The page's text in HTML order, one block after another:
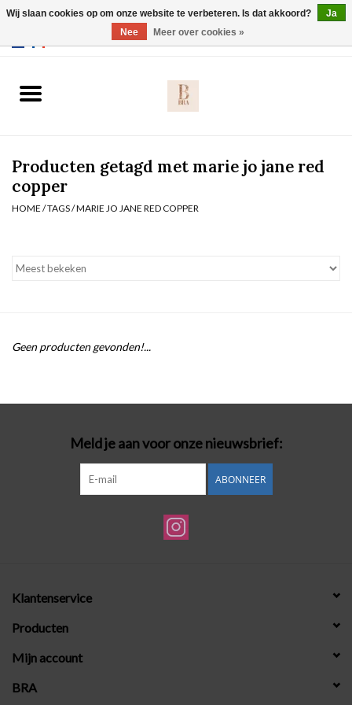
Slip
Body
Homewear
Producten getagd met marie jo jane red
copper
HOME /TAGS/MARIE JO JANE RED COPPER
Geen producten gevonden!...
Meld je aan voor onze nieuwsbrief:
ABONNEER
Klantenservice
Producten
Mijn account
BRA
Wij slaan cookies op om onze website te verbeteren. Is dat akkoord?
Ja
Nee
Meer over cookies »
Webshop werkt met EU maten. .